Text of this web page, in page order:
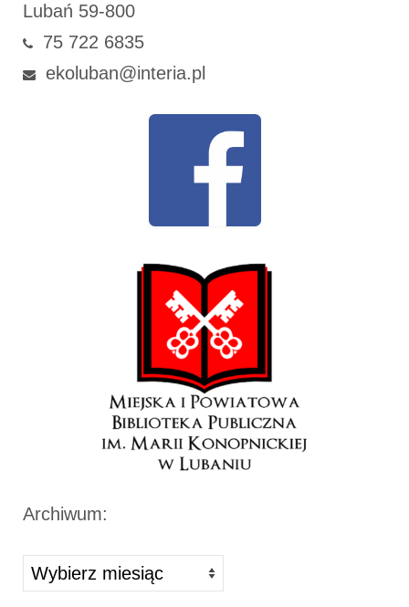
Lubań 59-800
75 722 6835
ekoluban@interia.pl
Archiwum:
Archiwa